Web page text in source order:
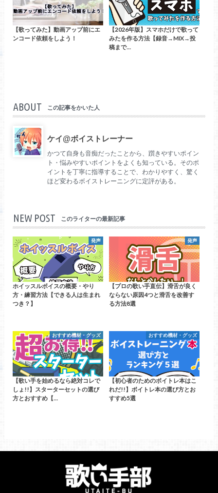
【歌ってみた】動画アップ前にエ
ンコード依頼をしよう！
【2026年版】スマホだけで歌って
みたを作る方法【録音→MIX→投
稿まで…
ABOUT この記事をかいた人
ケイ@ボイストレーナー
かつて自身も音痴だったことから、躓きやすいポイン
ト・悩みやすいポイントをよくも知っている。そのポ
イントを丁寧に指導することで、わかりやすく、驚く
ほど変わるボイストレーニングに定評がある。
NEW POST このライターの最新記事
発声
ホイッスルボイスの概要・やり
方・練習方法【できる人は生まれ
つき？】
発声
【プロの歌い手直伝】滑舌が良く
ならない原因4つと滑舌を改善す
る方法8選
おすすめ機材・グッズ
【歌い手を始めるなら絶対コレで
しょ!!】スターターセットの選び
方とおすすめ【…
おすすめ機材・グッズ
【初心者のためのボイトレ本はこ
れだ!!】ボイトレ本の選び方とお
すすめ5選